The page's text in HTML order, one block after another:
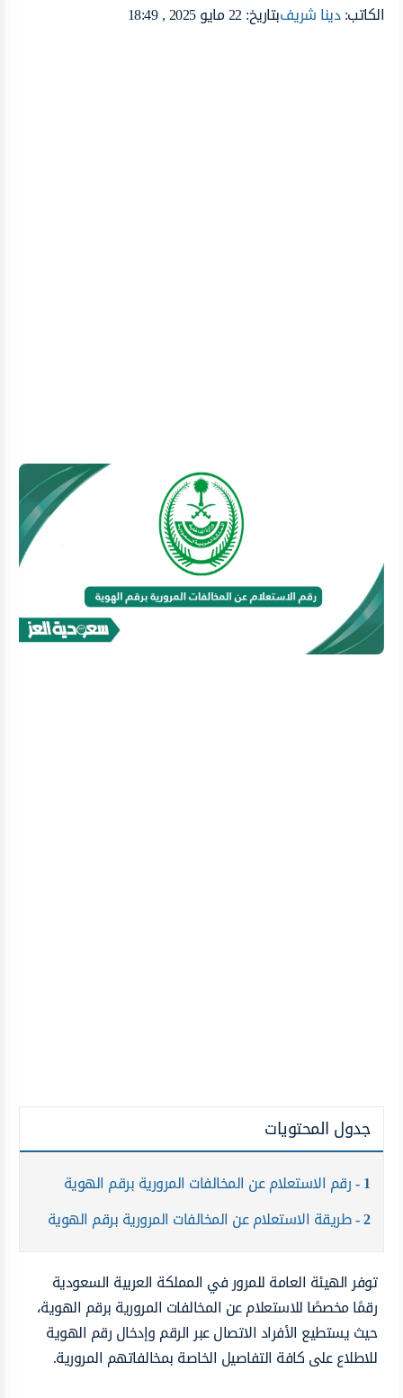
الكاتب:دينا شريفبتاريخ: 22 مايو 2025 , 18:49
جدول المحتويات
1 رقم الاستعلام عن المخالفات المرورية برقم الهوية
2 طريقة الاستعلام عن المخالفات المرورية برقم الهوية
توفر الهيئة العامة للمرور في المملكة العربية السعودية
رقمًا مخصصًا للاستعلام عن المخالفات المرورية برقم الهوية،
حيث يستطيع الأفراد الاتصال عبر الرقم وإدخال رقم الهوية
للاطلاع على كافة التفاصيل الخاصة بمخالفاتهم المرورية.